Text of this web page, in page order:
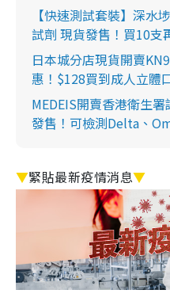
【快速測試套裝】深水
試劑 現貨發售！買10支
日本城分店現貨開賣
惠！$128買到成人立體
MEDEIS開賣香港衛生
發售！可檢測Delta、
▼緊貼最新疫情消息▼